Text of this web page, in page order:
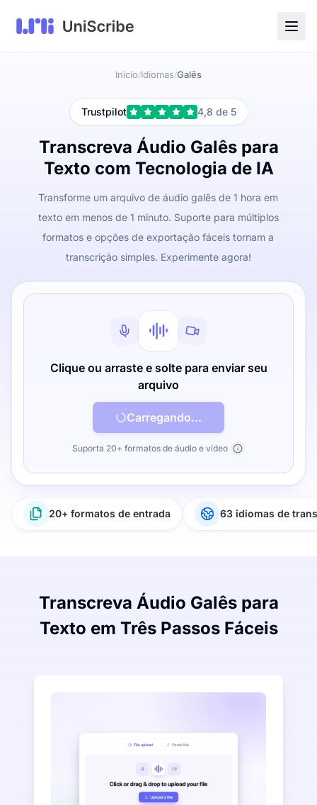
Início/Idiomas/Galês
Trustpilot 4,8 de 5
Transcreva Áudio Galês para
Texto com Tecnologia de IA
Transforme um arquivo de áudio galês de 1 hora em
texto em menos de 1 minuto. Suporte para múltiplos
formatos e opções de exportação fáceis tornam a
transcrição simples. Experimente agora!
Clique ou arraste e solte para enviar seu
arquivo
Carregando...
Suporta 20+ formatos de áudio e vídeo
20+ formatos de entrada 63 idiomas de
Transcreva Áudio Galês para
Texto em Três Passos Fáceis